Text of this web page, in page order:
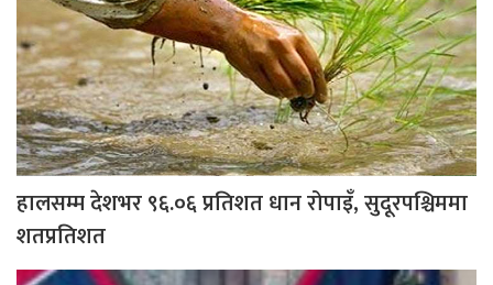
हालसम्म देशभर ९६.०६ प्रतिशत धान रोपाइँ, सुदूरपश्चिममा
शतप्रतिशत